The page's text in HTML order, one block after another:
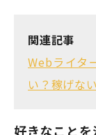
関連記事
Webライタ
い？稼げな
好きなことを